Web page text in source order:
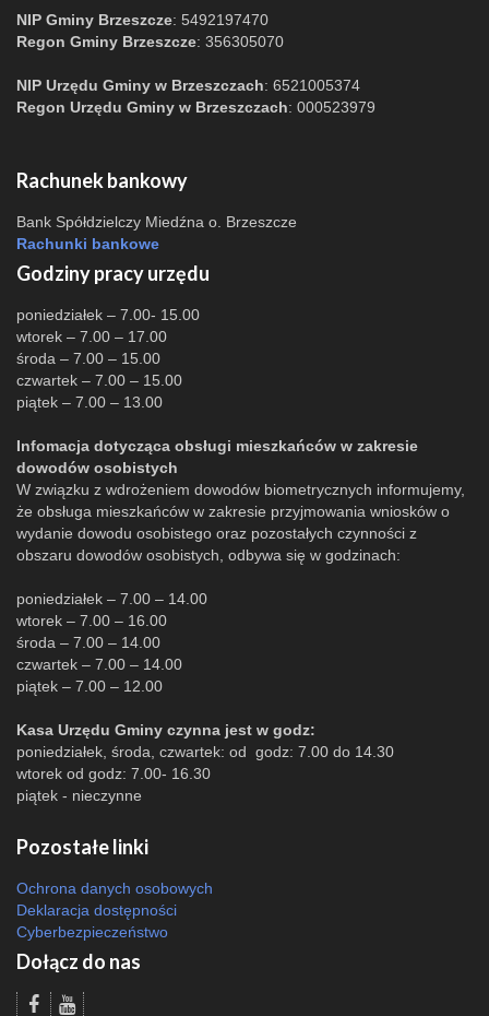
NIP Gminy Brzeszcze: 5492197470
Regon Gminy Brzeszcze: 356305070
NIP Urzędu Gminy w Brzeszczach: 6521005374
Regon Urzędu Gminy w Brzeszczach: 000523979
Rachunek bankowy
Bank Spółdzielczy Miedźna o. Brzeszcze
Rachunki bankowe
Godziny pracy urzędu
poniedziałek – 7.00- 15.00
wtorek – 7.00 – 17.00
środa – 7.00 – 15.00
czwartek – 7.00 – 15.00
piątek – 7.00 – 13.00
Infomacja dotycząca obsługi mieszkańców w zakresie
dowodów osobistych
W związku z wdrożeniem dowodów biometrycznych informujemy,
że obsługa mieszkańców w zakresie przyjmowania wniosków o
wydanie dowodu osobistego oraz pozostałych czynności z
obszaru dowodów osobistych, odbywa się w godzinach:
poniedziałek – 7.00 – 14.00
wtorek – 7.00 – 16.00
środa – 7.00 – 14.00
czwartek – 7.00 – 14.00
piątek – 7.00 – 12.00
Kasa Urzędu Gminy czynna jest w godz:
poniedziałek, środa, czwartek: od godz: 7.00 do 14.30
wtorek od godz: 7.00- 16.30
piątek - nieczynne
Pozostałe linki
Ochrona danych osobowych
Deklaracja dostępności
Cyberbezpieczeństwo
Dołącz do nas